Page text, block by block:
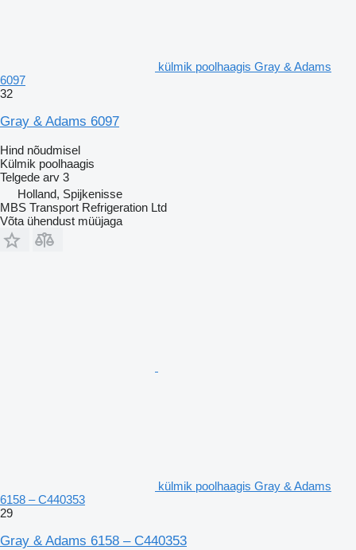
külmik poolhaagis Gray & Adams
6097
32
Gray & Adams 6097
Hind nõudmisel
Külmik poolhaagis
Telgede arv 3
Holland, Spijkenisse
MBS Transport Refrigeration Ltd
Võta ühendust müüjaga
külmik poolhaagis Gray & Adams
6158 – C440353
29
Gray & Adams 6158 – C440353